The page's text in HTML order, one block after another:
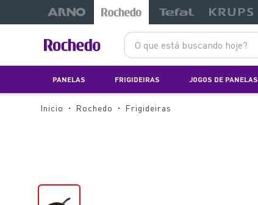
O que está buscando hoje?
PANELAS FRIGIDEIRAS JOGOS DE PANELAS
Rochedo Frigideiras